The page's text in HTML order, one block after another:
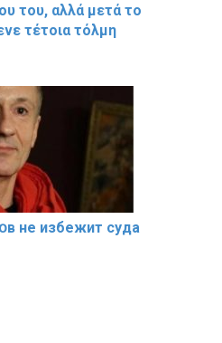
του, αλλά μετά το
τέτοια τόλμη
не избeжит cyдa